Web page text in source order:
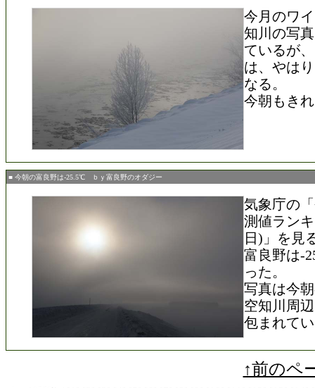
今月のワ
知川の写
ているが
は、やは
なる。
今朝もき
■ 今朝の富良野は-25.5℃ ｂｙ富良野のオダジー
気象庁の
測値ラン
日)」を見
富良野は-
った。
写真は今
空知川周
包まれて
↑前のペ